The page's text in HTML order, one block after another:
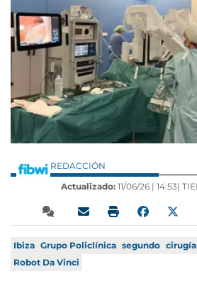
REDACCIÓN
Actualizado: 11/06/26 | 14:53|
Ibiza Grupo Policlínica segundo
Robot Da Vinci